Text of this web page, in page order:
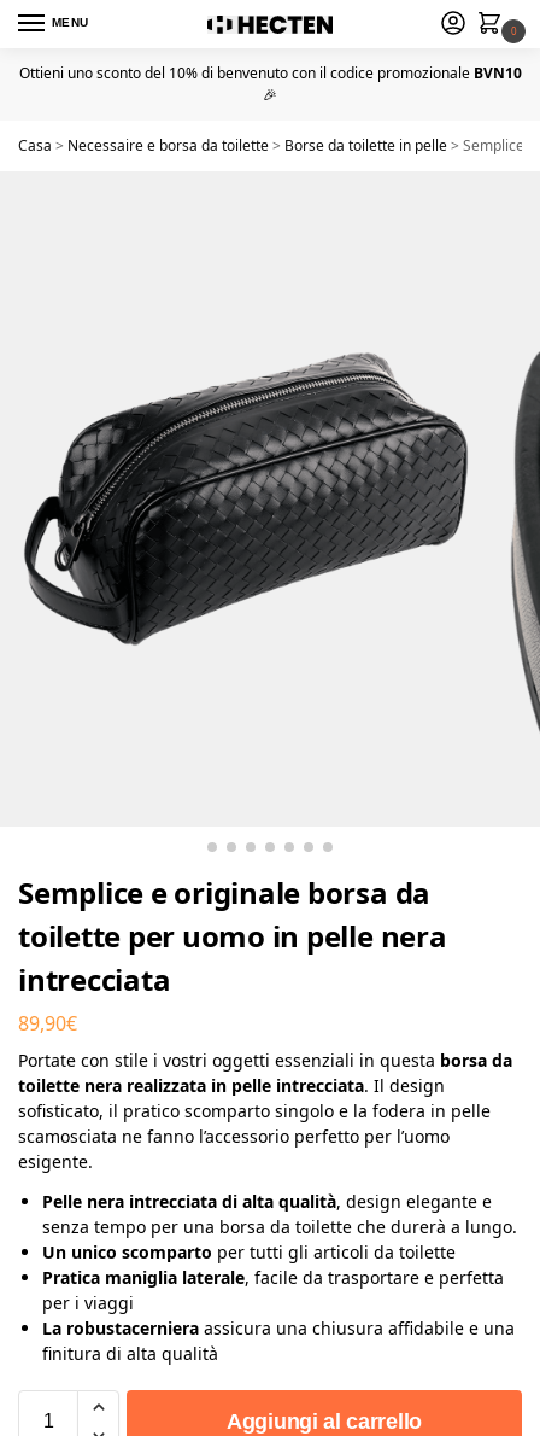
MENU
0
Ottieni uno sconto del 10% di benvenuto con il codice promozionale BVN10
🎉
Casa > Necessaire e borsa da toilette> Borse da toilette in pelle> Semplice
Semplice e originale borsa da
toilette per uomo in pelle nera
intrecciata
89,90€
Portate con stile i vostri oggetti essenziali in questa borsa da
toilette nera realizzata in pelle intrecciata. Il design
sofisticato, il pratico scomparto singolo e la fodera in pelle
scamosciata ne fanno l’accessorio perfetto per l’uomo
esigente.
Pelle nera intrecciata di alta qualità, design elegante e
senza tempo per una borsa da toilette che durerà a lungo.
Un unico scomparto per tutti gli articoli da toilette
Pratica maniglia laterale, facile da trasportare e perfetta
per i viaggi
La robustacerniera assicura una chiusura affidabile e una
finitura di alta qualità
Aggiungi al carrello